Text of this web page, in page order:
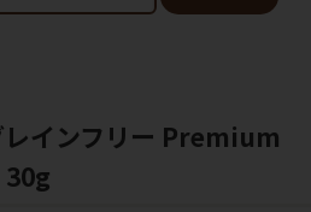
レインフリー Premium
30g